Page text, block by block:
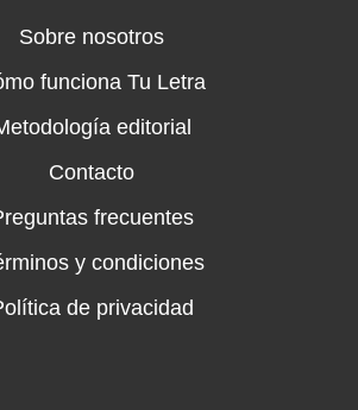
Sobre nosotros
funciona Tu Letra
editorial
Contacto
frecuentes
y condiciones
de privacidad